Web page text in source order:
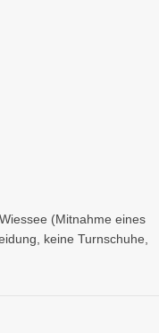
(Mitnahme eines
keine Turnschuhe,